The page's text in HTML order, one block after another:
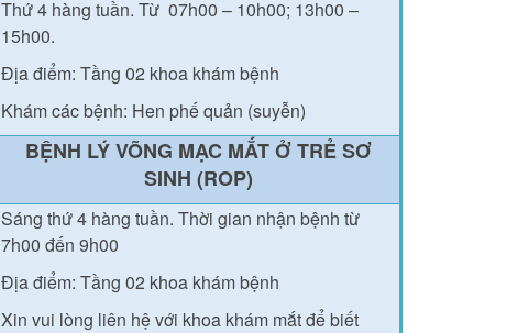
Thứ 4 hàng tuần. Từ 07h00 – 10h00; 13h00 –
15h00.
Địa điểm: Tầng 02 khoa khám bệnh
Khám các bệnh: Hen phế quản (suyễn)
BỆNH LÝ VÕNG MẠC MẮT Ở TRẺ SƠ
SINH (ROP)
Sáng thứ 4 hàng tuần. Thời gian nhận bệnh từ
7h00 đến 9h00
Địa điểm: Tầng 02 khoa khám bệnh
Xin vui lòng liên hệ với khoa khám mắt để biết